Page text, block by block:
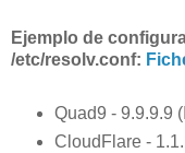
Ejemplo de
/etc/resolv.conf:
Quad9 - 9.9.9.9
CloudFlare -